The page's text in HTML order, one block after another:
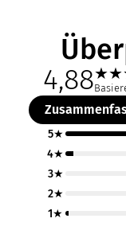
4,88★★
5★
4★
3★
2★
1★